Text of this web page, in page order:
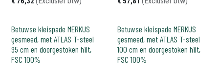
Betuwse kleispade MERKUS
gesmeed, met ATLAS T-steel
95 cm en doorgestoken hilt,
FSC 100%
Betuwse kleispade MERKUS
gesmeed, met ATLAS T-steel
100 cm en doorgestoken hilt,
FSC 100%